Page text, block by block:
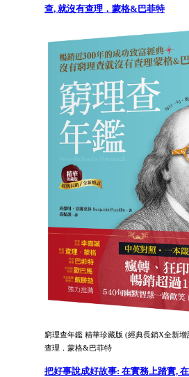
查, 就沒有查理．蒙格&巴菲特
窮理查年鑑 精華珍藏版 (經典長銷X全新
查理．蒙格&巴菲特
把好事說成好故事: 在實務上踏實, 在